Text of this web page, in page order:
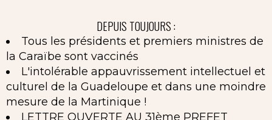
DEPUIS TOUJOURS :
Tous les présidents et premiers ministres de
la Caraïbe sont vaccinés
L'intolérable appauvrissement intellectuel et
culturel de la Guadeloupe et dans une moindre
mesure de la Martinique !
LETTRE OUVERTE AU 31ème PREFET